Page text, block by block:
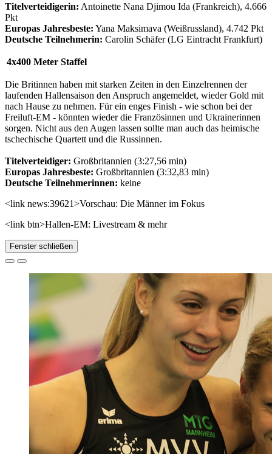
Titelverteidigerin: Antoinette Nana Djimou Ida (Frankreich), 4.666
Pkt
Europas Jahresbeste: Yana Maksimava (Weißrussland), 4.742 Pkt
Deutsche Teilnehmerin: Carolin Schäfer (LG Eintracht Frankfurt)
4x400 Meter Staffel
Die Britinnen haben mit starken Zeiten in den Einzelrennen der
laufenden Hallensaison den Anspruch angemeldet, wieder Gold mit
nach Hause zu nehmen. Für ein enges Finish - wie schon bei der
Freiluft-EM - könnten wieder die Französinnen und Ukrainerinnen
sorgen. Nicht aus den Augen lassen sollte man auch das heimische
tschechische Quartett und die Russinnen.
Titelverteidiger: Großbritannien (3:27,56 min)
Europas Jahresbeste: Großbritannien (3:32,83 min)
Deutsche Teilnehmerinnen: keine
<link news:39621>Vorschau: Die Männer im Fokus
<link btn>Hallen-EM: Livestream & mehr
Fenster schließen